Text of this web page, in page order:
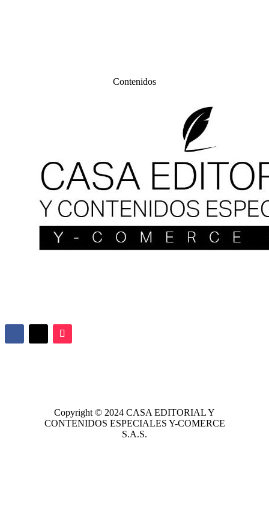
Contenidos
Copyright © 2024 CASA EDITORIALY
CONTENIDOS ESPECIALES Y-COMERCE
S.A.S.